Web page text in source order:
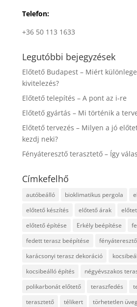
Telefon:
+36 50 113 1633
Legutóbbi bejegyzések
Előtető Budapest – Miért
kivitelezés?
Előtető telepítés – A pont az i-re
Előtető gyártás – Mi történik a
Előtető tervezés – Milyen a jó
kezdj neki?
Fényáteresztő terasztető – Így
Címkefelhő
autóbeálló bioklimatikus pergola
előtető készítés
előtető árak
előtető építése
Erkély beépítése
fedett terasz beépítése
karácsonyi terasz dekoráció
kocsibeálló építés
négyévszakos
polikarbonát előtető
teraszfedés
terasztető
télikert
törhetetlen